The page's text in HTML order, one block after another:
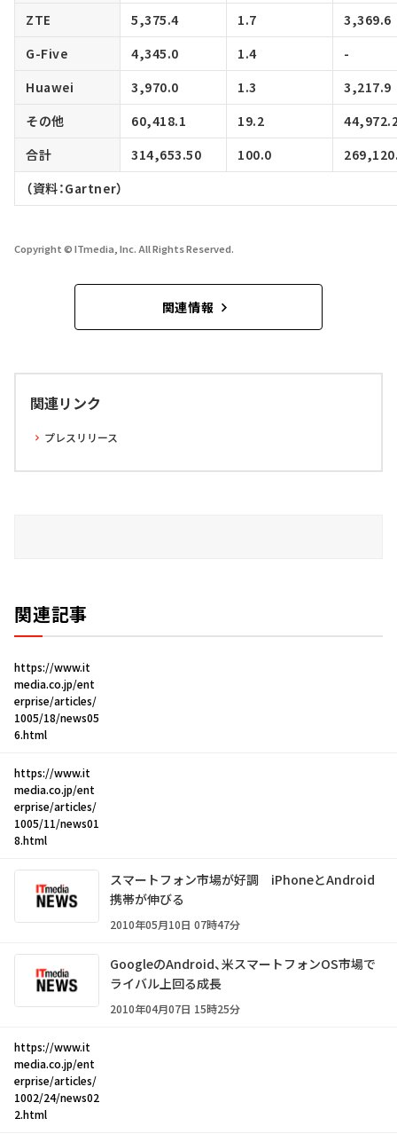
ZTE 5,375.4 1.7
3,369.6
G-Five
4,345.0 1.4
-
Huawei
3,970.0 1.3
3,217.9
その他
60,418.1 19.2
合計
314,653.50 100.0
（資料：Gartner）
Copyright © ITmedia, Inc. All Rights Reserved.
関連情報
関連リンク
プレスリリース
関連記事
https://www.it
media.co.jp/ent
erprise/articles/
1005/18/news05
6.html
https://www.it
media.co.jp/ent
erprise/articles/
1005/11/news01
8.html
スマートフォン市場が好調 iPhoneとAndroid
携帯が伸びる
2010年05月10日 07時47分
GoogleのAndroid、米スマートフォンOS市場で
ライバル上回る成長
2010年04月07日 15時25分
https://www.it
media.co.jp/ent
erprise/articles/
1002/24/news02
2.html